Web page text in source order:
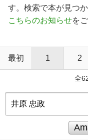
す。検索で本が見つ
こちらのお知らせを
最初 1 2
全